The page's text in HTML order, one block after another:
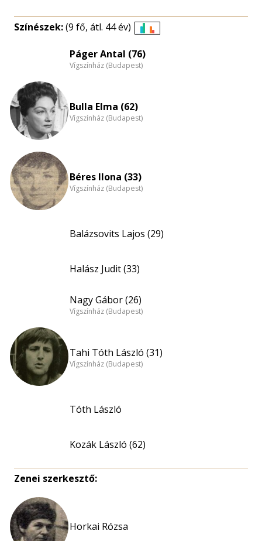
Színészek:(9 fő, átl. 44 év)
Páger Antal (76)
Vígszínház (Budapest)
Bulla Elma (62)
Vígszínház (Budapest)
Béres Ilona (33)
Vígszínház (Budapest)
Balázsovits Lajos (29)
Halász Judit (33)
Nagy Gábor (26)
Vígszínház (Budapest)
Tahi Tóth László (31)
Vígszínház (Budapest)
Tóth László
Kozák László (62)
Zenei szerkesztő:
Horkai Rózsa